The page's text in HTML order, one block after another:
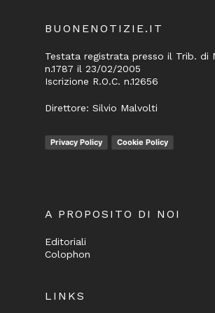
BUONENOTIZIE.IT
Testata registrata presso il Trib. di
n.1787 il 23/02/2005
Iscrizione R.O.C. n.12656
Direttore: Silvio Malvolti
Privacy Policy Cookie Policy
A PROPOSITO DI NOI
Editoriali
Colophon
LINKS